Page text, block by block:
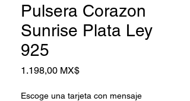
Pulsera Corazon
Sunrise Plata Ley
925
1.198,00 MX$Preis
Escoge una tarjeta con mensaje